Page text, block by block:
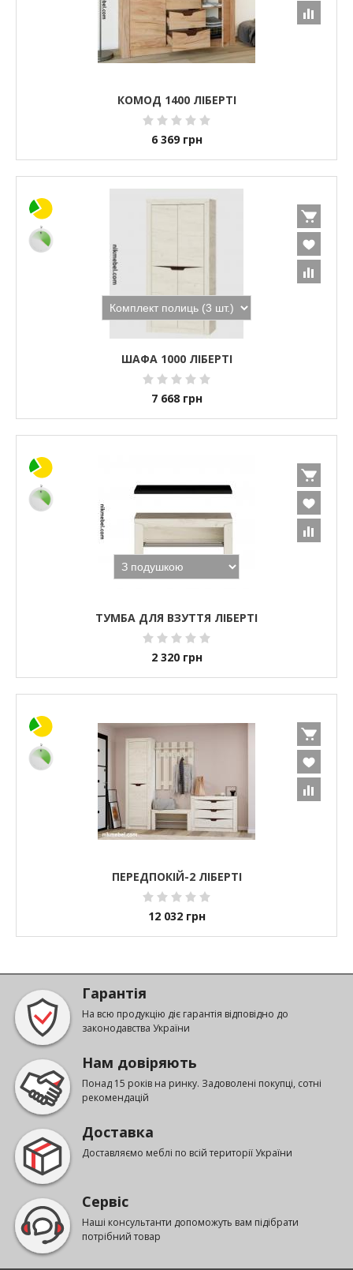
КОМОД 1400 ЛІБЕРТІ
6 369 грн
ШАФА 1000 ЛІБЕРТІ
7 668 грн
ТУМБА ДЛЯ ВЗУТТЯ ЛІБЕРТІ
2 320 грн
ПЕРЕДПОКІЙ-2 ЛІБЕРТІ
12 032 грн
Гарантія
На всю продукцію діє гарантія відповідно до
законодавства України
Нам довіряють
Понад 15 років на ринку. Задоволені покупці, сотні
рекомендацій
Доставка
Доставляємо меблі по всій території України
Сервіс
Наші консультанти допоможуть вам підібрати
потрібний товар